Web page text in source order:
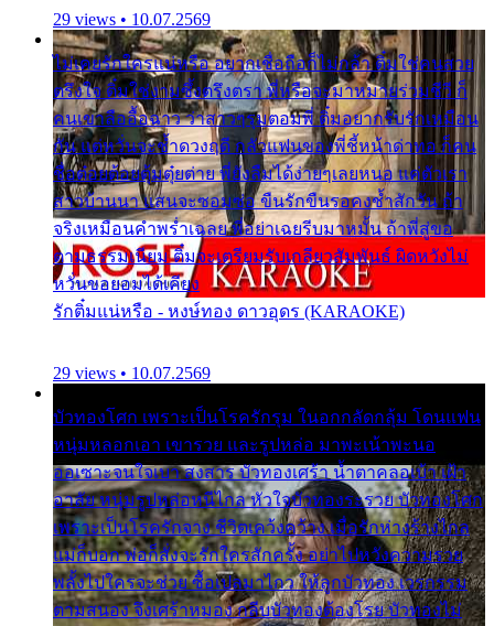
29 views • 10.07.2569
ไม่เคยรักใครแน่หรือ อยากเชื่อถือก็ไม่กล้า ติ๋มใช่คนสวย
ตรึงใจ ติ๋มใช่งามซึ้งตรึงตรา พี่หรือจะมาหมายร่วมชีวี ก็
คนเขาลืออื้อฉาว ว่าสาวๆรุมตอมพี่ ติ๋มอยากรับรักเหมือน
กัน แต่หวั่นจะช้ำดวงฤดี กลัวแฟนของพี่ชี้หน้าด่าทอ ก็คน
ชื่อต๋อยต้อยตุ้มตุ๋ยต่าย พี่ยังลืมได้ง่ายๆเลยหนอ แค่ตัวเรา
สาวบ้านนา แสนจะซอมซ่อ ขืนรักขืนรอคงช้ำสักวัน ถ้า
จริงเหมือนคำพร่ำเฉลย พี่อย่าเฉยรีบมาหมั้น ถ้าพี่สู่ขอ
ตามธรรมเนียม ติ๋มจะเตรียมรับเกลียวสัมพันธ์ ผิดหวังไม่
หวั่นขอยอมได้เคียง
รักติ๋มแน่หรือ - หงษ์ทอง ดาวอุดร (KARAOKE)
29 views • 10.07.2569
บัวทองโศก เพราะเป็นโรครักรุม ในอกกลัดกลุ้ม โดนแฟน
หนุ่มหลอกเอา เขารวย และรูปหล่อ มาพะเน้าพะนอ
ออเซาะจนใจเบา สงสาร บัวทองเศร้า น้ำตาคลอเบ้า เฝ้า
อาลัย หนุ่มรูปหล่อหนีไกล หัวใจบัวทองระรวย บัวทองโศก
เพราะเป็นโรครักจาง ชีวิตเคว้งคว้าง เมื่อรักห่างร้างไกล
แม่ก็บอก พ่อก็สั่งจะรักใครสักครั้ง อย่าไปหวังความรวย
พลั้งไปใครจะช่วย ซื้อเปลมาไกว ให้ลูกบัวทอง เวรกรรม
ตามสนอง จึงเศร้าหมอง กลีบบัวทองต้องโรย บัวทองไม่